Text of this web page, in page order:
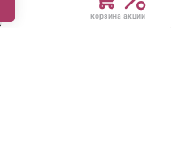
корзина акции